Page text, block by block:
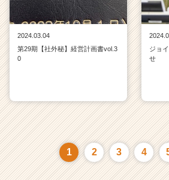
2024.03.04
第29期【社外秘】経営計画書vol.3
0
ジョ
せ
1 2 3 4